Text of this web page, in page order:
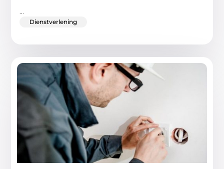
...
Dienstverlening